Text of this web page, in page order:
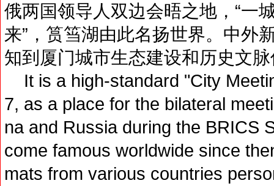
俄两国领导人双边会晤之地，“一
来”，筼筜湖由此名扬世界。中外
知到厦门城市生态建设和历史文
It is a high-standard "City
7, as a place for the bilateral
na and Russia during the BRICS
come famous worldwide since
mats from various countries